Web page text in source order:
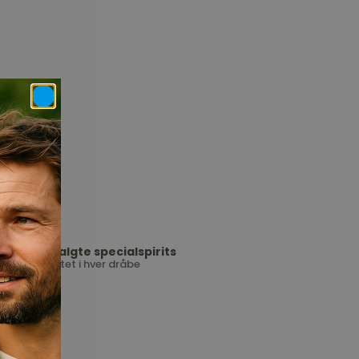
Udvalgte specialspirits
Kvalitet i hver dråbe